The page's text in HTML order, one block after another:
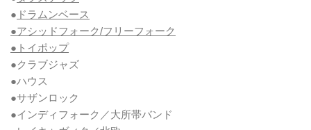
● ドラムンベース
●アシッドフォーク/フリーフォーク
●トイポップ
●クラブジャズ
●ハウス
●サザンロック
●インディフォーク／大所帯バンド